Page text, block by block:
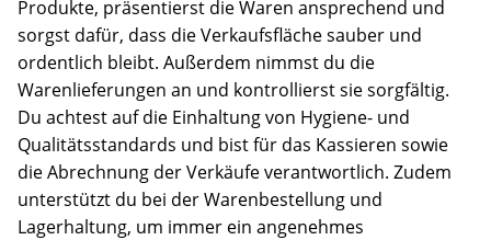
Produkte, präsentierst die Waren ansprechend und
sorgst dafür, dass die Verkaufsfläche sauber und
ordentlich bleibt. Außerdem nimmst du die
Warenlieferungen an und kontrollierst sie sorgfältig.
Du achtest auf die Einhaltung von Hygiene- und
Qualitätsstandards und bist für das Kassieren sowie
die Abrechnung der Verkäufe verantwortlich. Zudem
unterstützt du bei der Warenbestellung und
Lagerhaltung, um immer ein angenehmes